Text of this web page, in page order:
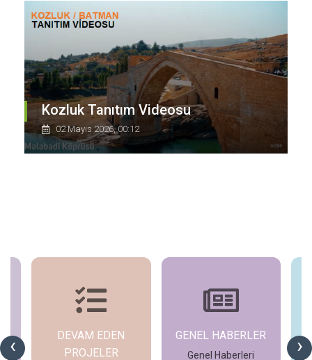
Kozluk Tanıtım Videosu
02 Mayıs 2026, 00:12
‹ ›
DEVAM EDEN
PROJELER
GENEL HABERLER
Genel Haberleri